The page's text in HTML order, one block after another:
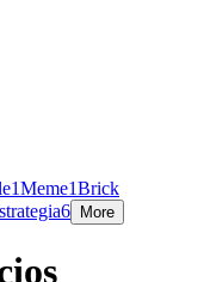
1Meme1Brick
6 More